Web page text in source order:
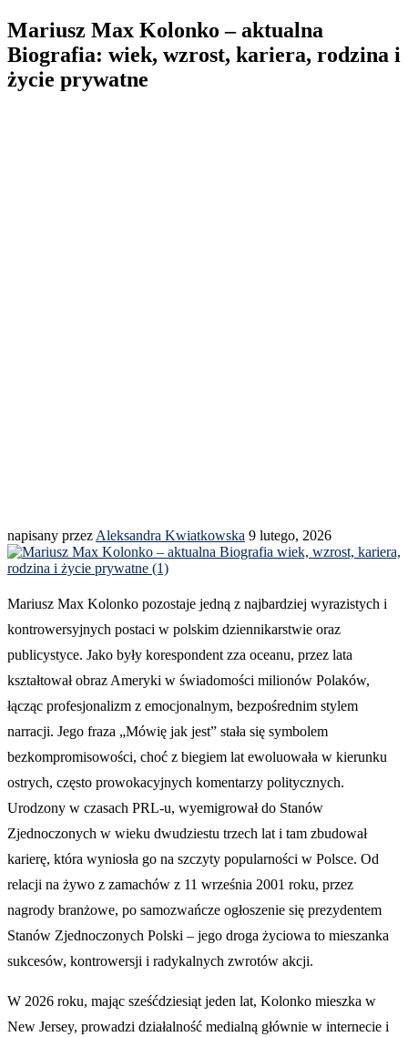
Mariusz Max Kolonko – aktualna
Biografia: wiek, wzrost, kariera, rodzina i
życie prywatne
napisany przez Aleksandra Kwiatkowska 9 lutego, 2026
Mariusz Max Kolonko pozostaje jedną z najbardziej wyrazistych i
kontrowersyjnych postaci w polskim dziennikarstwie oraz
publicystyce. Jako były korespondent zza oceanu, przez lata
kształtował obraz Ameryki w świadomości milionów Polaków,
łącząc profesjonalizm z emocjonalnym, bezpośrednim stylem
narracji. Jego fraza „Mówię jak jest” stała się symbolem
bezkompromisowości, choć z biegiem lat ewoluowała w kierunku
ostrych, często prowokacyjnych komentarzy politycznych.
Urodzony w czasach PRL-u, wyemigrował do Stanów
Zjednoczonych w wieku dwudziestu trzech lat i tam zbudował
karierę, która wyniosła go na szczyty popularności w Polsce. Od
relacji na żywo z zamachów z 11 września 2001 roku, przez
nagrody branżowe, po samozwańcze ogłoszenie się prezydentem
Stanów Zjednoczonych Polski – jego droga życiowa to mieszanka
sukcesów, kontrowersji i radykalnych zwrotów akcji.
W 2026 roku, mając sześćdziesiąt jeden lat, Kolonko mieszka w
New Jersey, prowadzi działalność medialną głównie w internecie i